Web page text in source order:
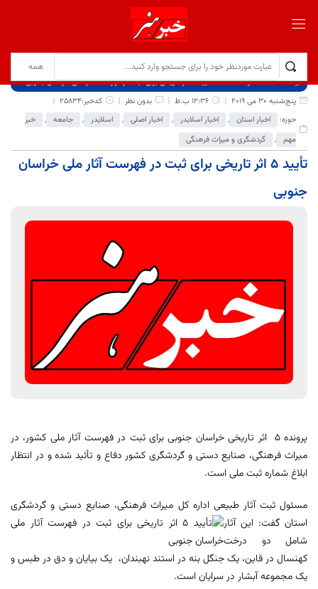
برگ نخست نوشته‌ها
تأیید 5 اثر تاریخی برای ثبت در فهرست آثار ملی خراسان جنوبی
پنج‌شنبه 30 می 2019
12:36 ب.ظ بدون نظر
کدخبر:25834
حوزه:
اخبار استان , اخبار اسلایدر , اخبار اصلی , اسلایدر , جامعه ,
خبر
مهم , گردشگری و میراث فرهنگی
تأیید 5 اثر تاریخی برای ثبت در فهرست آثار ملی خراسان
جنوبی
پرونده 5 اثر تاریخی خراسان جنوبی برای ثبت در فهرست آثار ملی کشور، در
میراث فرهنگی، صنایع دستی و گردشگری کشور دفاع و تأئید شده و در انتظار
ابلاغ شماره ثبت ملی است.
مسئول ثبت آثار طبیعی اداره کل میراث فرهنگی، صنایع دستی و گردشگری
استان گفت: این آثار
شامل دو درخت
کهنسال در قاین، یک جنگل بنه در استند نهبندان، یک بیایان و دق در طبس و
یک مجموعه آبشار در سرایان است.